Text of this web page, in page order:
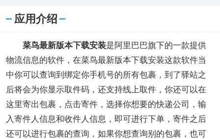
应用介绍
菜鸟最新版本下载安装是阿里巴巴旗下的一款提供
物流信息的软件，在菜鸟最新版本下载安装这款软件当
中你可以查询到绑定你手机号的所有包裹，到了驿站之
后将会为你显示取件码，还支持线上取件，你还可以在
这里寄出包裹，点击寄件，选择你想要的快递公司，输
入寄件人信息和收件人信息，即可进行下单，寄件之后
还可以进行包裹的查询，如果你想查询别的包裹，也可